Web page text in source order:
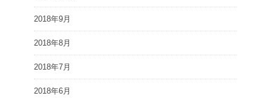
2018年9月
2018年8月
2018年7月
2018年6月